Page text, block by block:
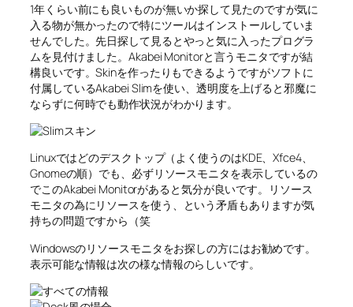
1年くらい前にも良いものが無いか探して見たのですが気に
入る物が無かったので特にツールはインストールしていま
せんでした。先日探して見るとやっと気に入ったプログラ
ムを見付けました。Akabei Monitorと言うモニタですが結
構良いです。Skinを作ったりもできるようですがソフトに
付属しているAkabei Slimを使い、透明度を上げると邪魔に
ならずに何時でも動作状況がわかります。
Linuxではどのデスクトップ（よく使うのはKDE、Xfce4、
Gnomeの順）でも、必ずリソースモニタを表示しているの
でこのAkabei Monitorがあると気分が良いです。リソース
モニタの為にリソースを使う、という矛盾もありますが気
持ちの問題ですから（笑
Windowsのリソースモニタをお探しの方にはお勧めです。
表示可能な情報は次の様な情報のらしいです。